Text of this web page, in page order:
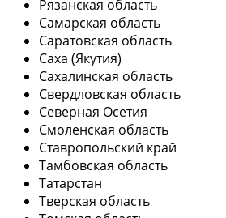
Рязанская область
Самарская область
Саратовская область
Саха (Якутия)
Сахалинская область
Свердловская область
Северная Осетия
Смоленская область
Ставропольский край
Тамбовская область
Татарстан
Тверская область